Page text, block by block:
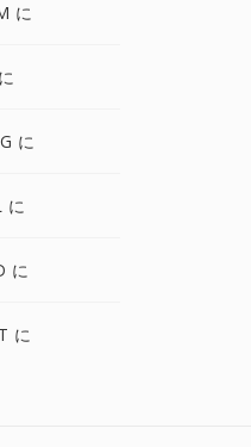
に
に
に
に
に